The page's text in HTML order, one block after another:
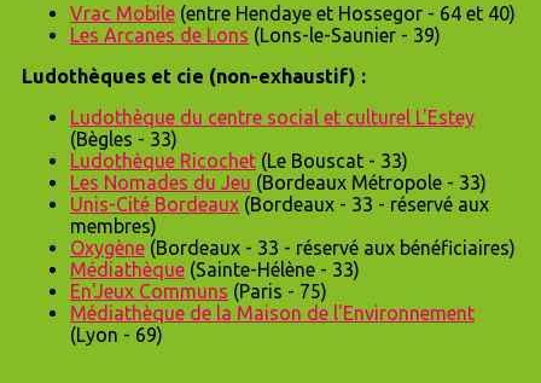
Vrac Mobile (entre Hendaye et Hossegor - 64 et 40)
Les Arcanes de Lons (Lons-le-Saunier - 39)
Ludothèques et cie (non-exhaustif) :
Ludothèque du centre social et culturel L'Estey
(Bègles - 33)
Ludothèque Ricochet (Le Bouscat - 33)
Les Nomades du Jeu (Bordeaux Métropole - 33)
Unis-Cité Bordeaux (Bordeaux - 33 - réservé aux
membres)
Oxygène (Bordeaux - 33 - réservé aux bénéficiaires)
Médiathèque (Sainte-Hélène - 33)
En'Jeux Communs (Paris - 75)
Médiathèque de la Maison de l'Environnement
(Lyon - 69)